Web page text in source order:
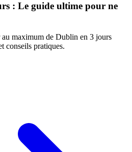
: Le guide ultime pour ne
maximum de Dublin en 3 jours
conseils pratiques.